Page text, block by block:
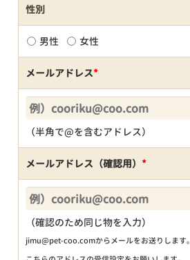
性別
男性 女性
メールアドレス*
（半角で@を含むアドレス）
メールアドレス（確認用） *
（確認のため同じ物を入力）
jimu@pet-coo.comからメールをお送りします。